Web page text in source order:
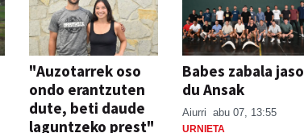
"Auzotarrek oso
ondo erantzuten
dute, beti daude
laguntzeko prest"
Babes zabala jaso
du Ansak
Aiurri abu 07, 13:55
URNIETA